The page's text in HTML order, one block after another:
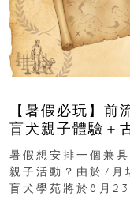
【暑假必玩】前
盲犬親子體驗
組免費名額
暑假想安排一個兼
親子活動？由於7月
盲犬學苑將於8月